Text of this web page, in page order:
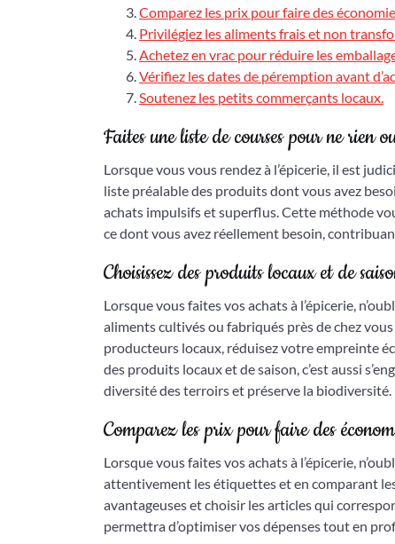
Comparez les prix pour faire des
Privilégiez les aliments frais et non
Achetez en vrac pour réduire les
Vérifiez les dates de péremption avant
Soutenez les petits commerçants locaux.
Faites une liste de courses pour ne rien
Lorsque vous vous rendez à l’épicerie, il est
liste préalable des produits dont vous avez
achats impulsifs et superflus. Cette méthode
ce dont vous avez réellement besoin,
Choisissez des produits locaux et de
Lorsque vous faites vos achats à l’épicerie,
aliments cultivés ou fabriqués près de chez
producteurs locaux, réduisez votre empreinte
des produits locaux et de saison, c’est aussi
diversité des terroirs et préserve la biodiversité.
Comparez les prix pour faire des
Lorsque vous faites vos achats à l’épicerie,
attentivement les étiquettes et en comparant
avantageuses et choisir les articles qui
permettra d’optimiser vos dépenses tout en